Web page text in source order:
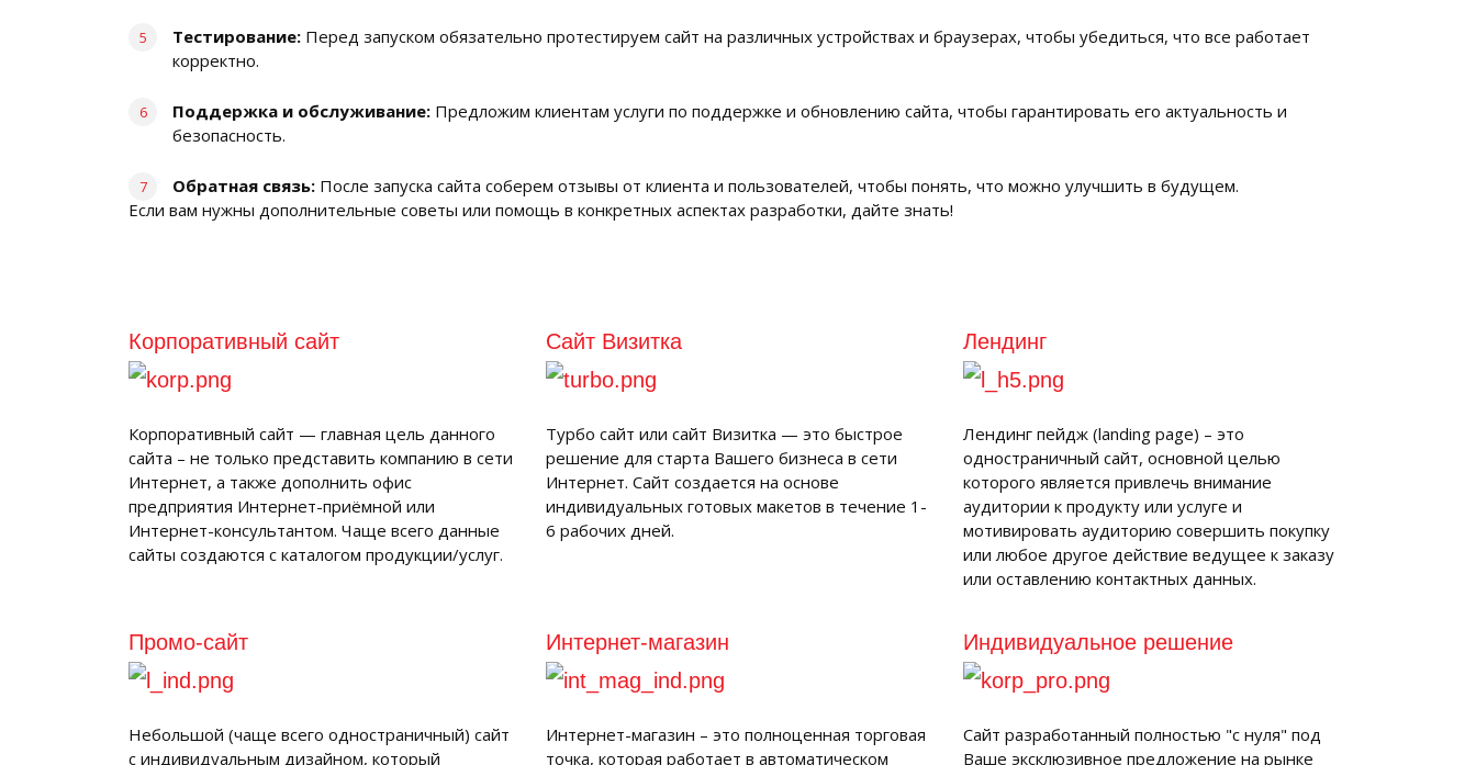
Тестирование: Перед запуском обязательно протестируем сайт на различных устройствах и браузерах, чтобы убедиться, что все работает
корректно.
Поддержка и обслуживание: Предложим клиентам услуги по поддержке и обновлению сайта, чтобы гарантировать его актуальность и
безопасность.
Обратная связь: После запуска сайта соберем отзывы от клиента и пользователей, чтобы понять, что можно улучшить в будущем.
Если вам нужны дополнительные советы или помощь в конкретных аспектах разработки, дайте знать!
Корпоративный сайт
Корпоративный сайт — главная цель данного
сайта – не только представить компанию в сети
Интернет, а также дополнить офис
предприятия Интернет-приёмной или
Интернет-консультантом. Чаще всего данные
сайты создаются с каталогом продукции/услуг.
Сайт Визитка
Турбо сайт или сайт Визитка — это быстрое
решение для старта Вашего бизнеса в сети
Интернет. Сайт создается на основе
индивидуальных готовых макетов в течение 1-
6 рабочих дней.
Лендинг
Лендинг пейдж (landing page) – это
одностраничный сайт, основной целью
которого является привлечь внимание
аудитории к продукту или услуге и
мотивировать аудиторию совершить покупку
или любое другое действие ведущее к заказу
или оставлению контактных данных.
Промо-сайт
Небольшой (чаще всего одностраничный) сайт
с индивидуальным дизайном, который
Интернет-магазин
Интернет-магазин – это полноценная торговая
точка, которая работает в автоматическом
Индивидуальное решение
Сайт разработанный полностью "с нуля" под
Ваше эксклюзивное предложение на рынке